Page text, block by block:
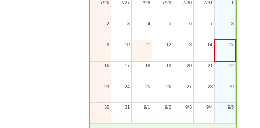
7/26 7/27 7/28 7/29 7/30 7/31 1
2 3 4 5 6 7 8
9 10 11 12 13 14 15
16 17 18 19 20 21 22
23 24 25 26 27 28 29
30 31 9/1 9/2 9/3 9/4 9/5